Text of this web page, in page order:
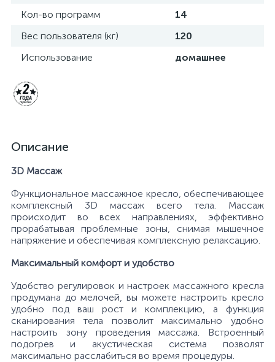
Кол-во программ
14
Вес пользователя (кг)
120
Использование
домашнее
Описание
3D Mассаж
Функциональное массажное кресло, обеспечивающее
комплексный 3D массаж всего тела. Массаж
происходит во всех направлениях, эффективно
прорабатывая проблемные зоны, снимая мышечное
напряжение и обеспечивая комплексную релаксацию.
Максимальный комфорт и удобство
Удобство регулировок и настроек массажного кресла
продумана до мелочей, вы можете настроить кресло
удобно под ваш рост и комплекцию, а функция
сканирования тела позволит максимально удобно
настроить зону проведения массажа. Встроенный
подогрев и акустическая система позволят
максимально расслабиться во время процедуры.